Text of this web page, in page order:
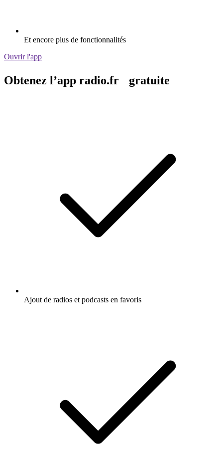
Et encore plus de fonctionnalités
Ouvrir l'app
Obtenez l’app radio.fr gratuite
Ajout de radios et podcasts en favoris